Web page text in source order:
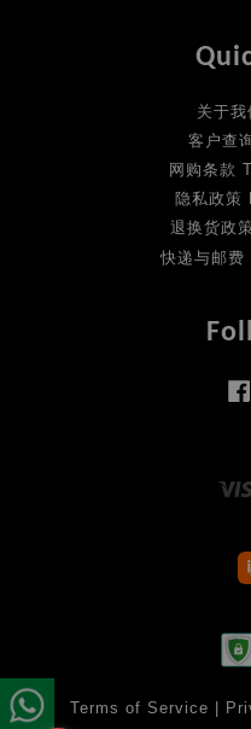
关于
客户查
网购条款
隐私政
退换货政
快递与邮
Terms of Service